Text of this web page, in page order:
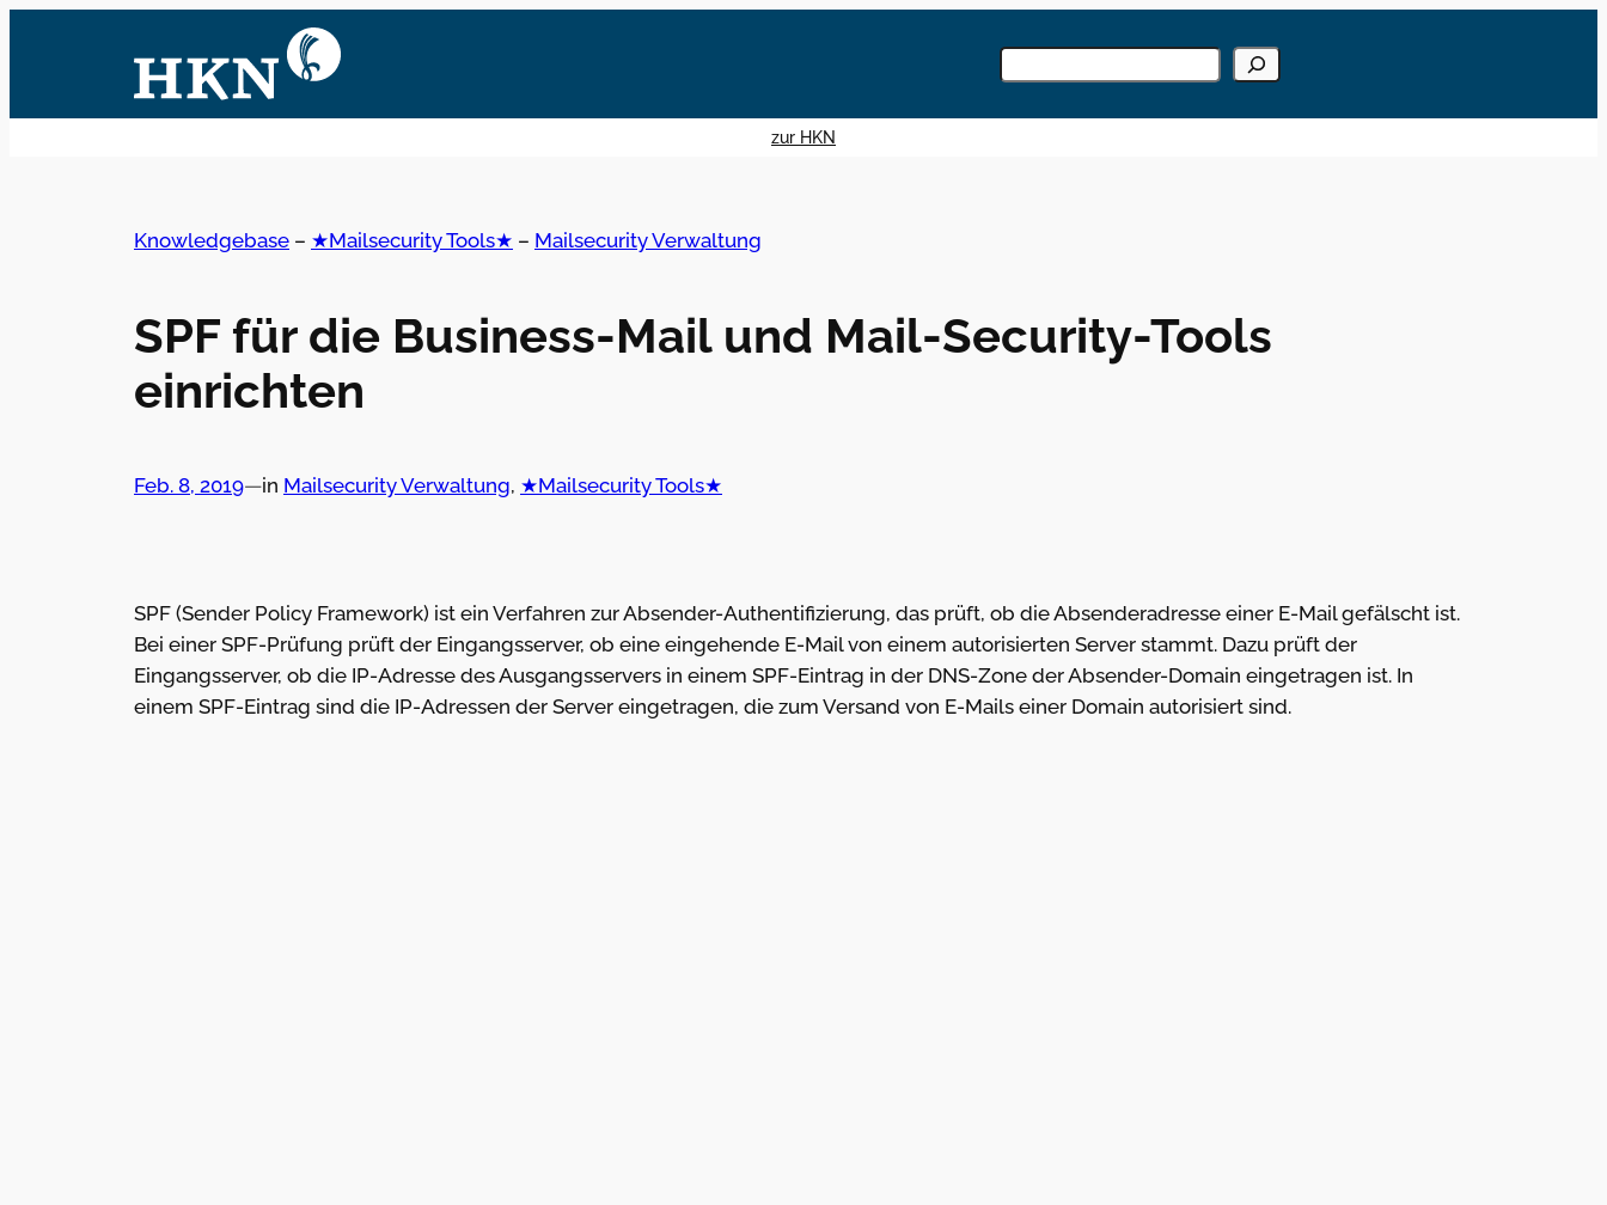
Knowledgebase
durchsuchen
zur HKN
Knowledgebase – ★Mailsecurity Tools★ – Mailsecurity Verwaltung
SPF für die Business-Mail und Mail-Security-Tools
einrichten
Feb. 8, 2019—in Mailsecurity Verwaltung, ★Mailsecurity Tools★
SPF (Sender Policy Framework) ist ein Verfahren zur Absender-Authentifizierung, das prüft, ob die Absenderadresse einer E-Mail gefälscht ist.
Bei einer SPF-Prüfung prüft der Eingangsserver, ob eine eingehende E-Mail von einem autorisierten Server stammt. Dazu prüft der
Eingangsserver, ob die IP-Adresse des Ausgangsservers in einem SPF-Eintrag in der DNS-Zone der Absender-Domain eingetragen ist. In
einem SPF-Eintrag sind die IP-Adressen der Server eingetragen, die zum Versand von E-Mails einer Domain autorisiert sind.